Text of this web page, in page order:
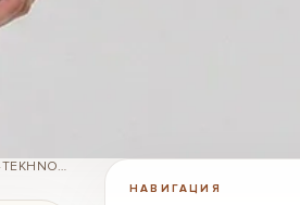
/RU/BLOG/AZURI-BLOG/ERA-SPORTIVNOGO-SHIKA-KAK-TEKHNOLOGICHNYE-TKANI-MENIAIUT-NASH-GARDEROB/
НАВИГАЦИЯ